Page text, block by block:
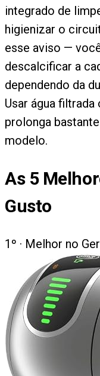
integrado de
higienizar o
esse aviso —
descalcificar a
dependendo da
Usar água
prolonga
modelo.
As 5
Gusto
1 º · Melhor no